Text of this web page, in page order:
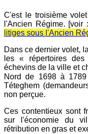
C'est le troisième
l'Ancien Régime. [voir :
litiges sous l'Ancien
Dans ce dernier volet,
les « répertoires
échevins de la ville et
Nord de 1698 à
Téteghem
non perçue.
Ces contentieux sont
sur l'économie du
rétribution en gras et